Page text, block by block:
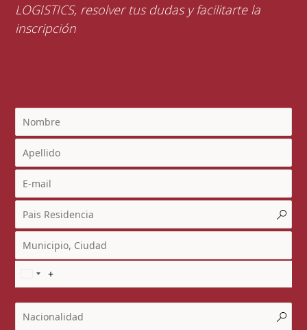
LOGISTICS, resolver tus dudas y facilitarte la
inscripción